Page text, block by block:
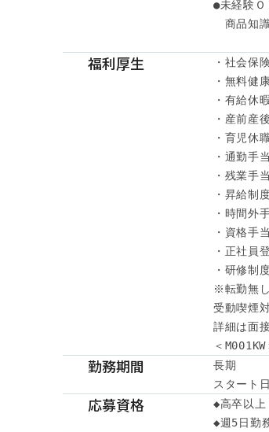
●未経験
商品知
福利厚生
・社会保
・無料健
・有給休暇
・産前産
・育児休
・通勤手
・残業手当
・昇給制
・時間外
・資格
・正社員
・研修制
※転勤無
受動喫煙
詳細は面
＜M001KW
勤務期間
長期
スタート
応募資格
◆高卒以上
◆週5日勤